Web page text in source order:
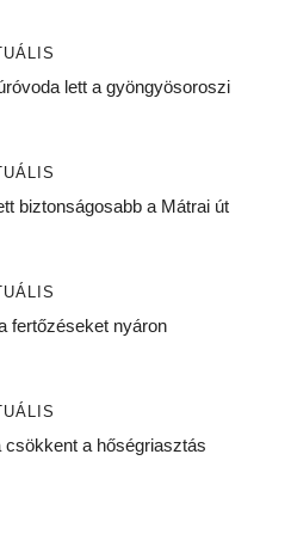
lett a gyöngyösoroszi
biztonságosabb a Mátrai út
fertőzéseket nyáron
csökkent a hőségriasztás